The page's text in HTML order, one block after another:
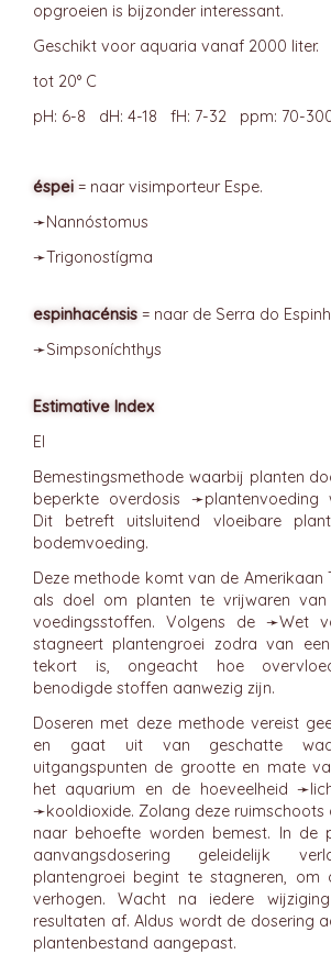
opgroeien is bijzonder interessant.
Geschikt voor aquaria vanaf 2000 liter.
tot 20° C
pH: 6-8 dH: 4-18 fH: 7-32 ppm: 70-
éspei = naar visimporteur Espe.
➛Nannóstomus
➛Trigonostígma
espinhacénsis = naar de Serra do
➛Simpsoníchthys
Estimative Index
EI
Bemestingsmethode waarbij planten
beperkte overdosis ➛plantenvoeding
Dit betreft uitsluitend vloeibare
bodemvoeding.
Deze methode komt van de Amerikaan
als doel om planten te vrijwaren
voedingsstoffen. Volgens de ➛Wet
stagneert plantengroei zodra van
tekort is, ongeacht hoe
benodigde stoffen aanwezig zijn.
Doseren met deze methode vereist
en gaat uit van geschatte
uitgangspunten de grootte en mate
het aquarium en de hoeveelheid ➛
➛kooldioxide. Zolang deze ruimschoots
naar behoefte worden bemest. In de
aanvangsdosering geleidelijk
plantengroei begint te stagneren, om
verhogen. Wacht na iedere
resultaten af. Aldus wordt de dosering
plantenbestand aangepast.